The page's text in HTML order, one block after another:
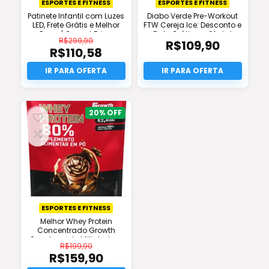
ESPORTES E FITNESS
Patinete Infantil com Luzes
LED, Frete Grátis e Melhor
Preço | Conect Brinq
R$299,90
O
preço
original
era:
R$299,90.
R$110,58
O
preço
atual
é:
R$110,58.
ESPORTES E FITNESS
Diabo Verde Pre-Workout
FTW Cereja Ice: Desconto e
Frete Grátis na Oferta!
R$109,90
20%
ESPORTES E FITNESS
Melhor Whey Protein
Concentrado Growth
Supplements Milkshake –
Original
R$199,90
O
R$159,90